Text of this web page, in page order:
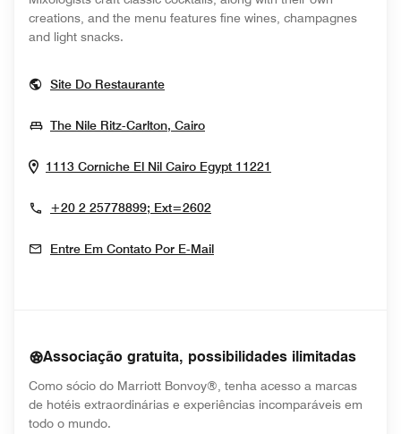
creations, and the menu features fine wines, champagnes
and light snacks.
Site Do RestauranteOpens In New Window
The Nile Ritz-Carlton, CairoOpens In New Window
1113 Corniche El Nil Cairo Egypt 11221
+20 2 25778899; Ext=2602
Entre Em Contato Por E-Mail
Associação gratuita, possibilidades ilimitadas
Como sócio do Marriott Bonvoy®, tenha acesso a marcas
de hotéis extraordinárias e experiências incomparáveis em
todo o mundo.